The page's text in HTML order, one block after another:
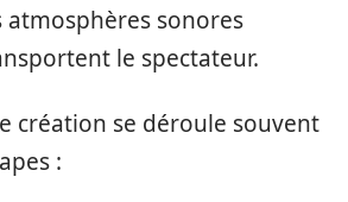
atmosphères sonores
le spectateur.
création se déroule souvent
: